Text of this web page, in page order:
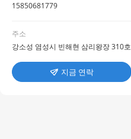
15850681779
주소
강소성 염성시 빈해현 삼리왕장 310호
 지금 연락